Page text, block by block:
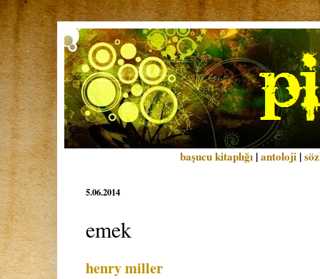
başucu kitaplığı |antoloji |
5.06.2014
emek
henry miller